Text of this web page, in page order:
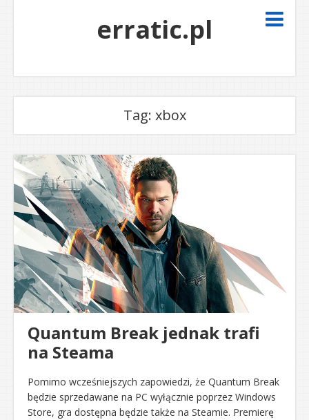
erratic.pl
Tag: xbox
Quantum Break jednak trafi
na Steama
Pomimo wcześniejszych zapowiedzi, że Quantum Break
będzie sprzedawane na PC wyłącznie poprzez Windows
Store, gra dostępna będzie także na Steamie. Premierę